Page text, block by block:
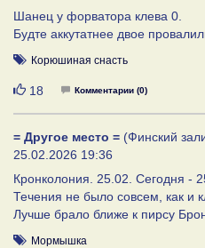
Шанец у форватора клева 0.
Будте аккутатнее двое
Корюшиная снасть
Нравится
18 Комментарии (0)
= Другое место = (Финский
25.02.2026 19:36
Кронколония. 25.02. Сегодня -
Течения не было совсем, как и
Лучше брало ближе к пирсу
Мормышка